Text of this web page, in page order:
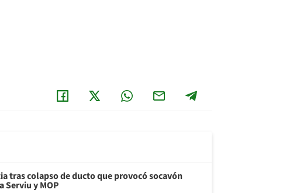
tras colapso de ducto que provocó socavón
Serviu y MOP